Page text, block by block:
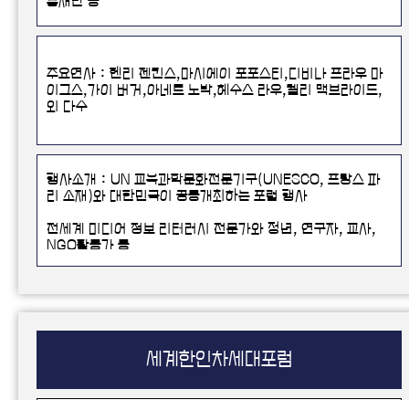
주요연사 : 헨리 젠킨스,마시에이 포포스티,디비나 프라우 마
이그스,가이 버거,아네트 노박,헤수스 라우,켈리 맥브라이드,
외 다수
행사소개 : UN 교육과학문화전문기구(UNESCO, 프랑스 파
리 소재)와 대한민국이 공동개최하는 포럼 행사
전세계 미디어 정보 리터러시 전문가와 청년, 연구자, 교사,
NGO활동가 등
세계한인차세대포럼